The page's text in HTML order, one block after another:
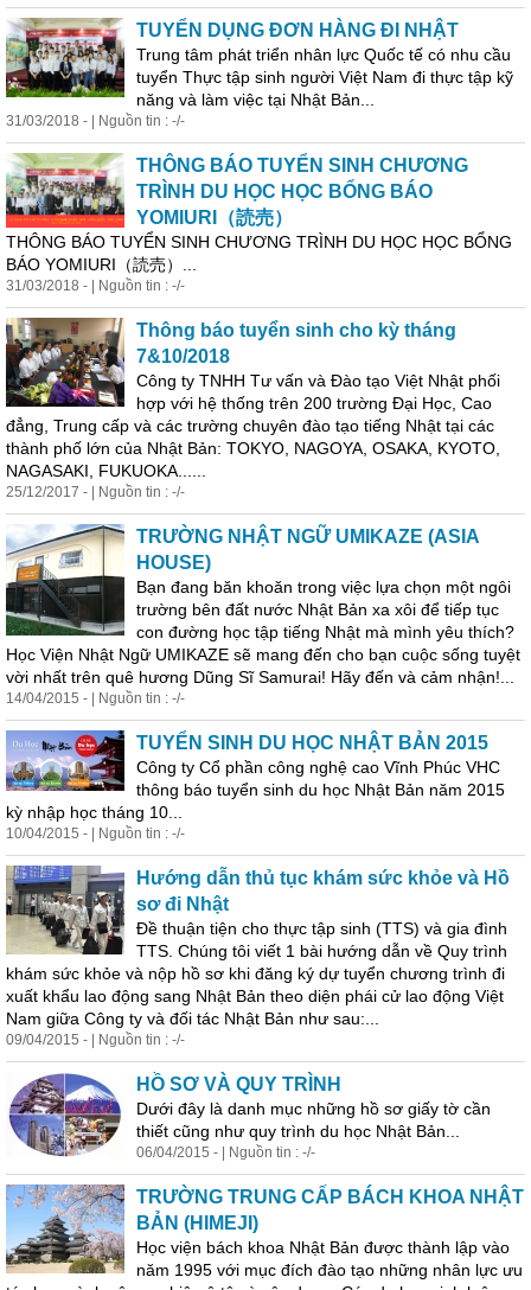
TUYỂN DỤNG ĐƠN HÀNG ĐI NHẬT
Trung tâm phát triển nhân lực Quốc tế có nhu cầu
tuyển Thực tập sinh người Việt Nam đi thực tập kỹ
năng và làm việc tại Nhật Bản...
31/03/2018 - | Nguồn tin : -/-
THÔNG BÁO TUYỂN SINH CHƯƠNG
TRÌNH DU HỌC HỌC BỔNG BÁO
YOMIURI（読売）
THÔNG BÁO TUYỂN SINH CHƯƠNG TRÌNH DU HỌC HỌC BỔNG
BÁO YOMIURI（読売）...
31/03/2018 - | Nguồn tin : -/-
Thông báo tuyển sinh cho kỳ tháng
7&10/2018
Công ty TNHH Tư vấn và Đào tạo Việt Nhật phối
hợp với hệ thống trên 200 trường Đại Học , Cao
đẳng, Trung cấp và các trường chuyên đào tạo tiếng Nhật tại các
thành phố lớn của Nhật Bản: TOKYO, NAGOYA, OSAKA, KYOTO,
NAGASAKI, FUKUOKA......
25/12/2017 - | Nguồn tin : -/-
TRƯỜNG NHẬT NGỮ UMIKAZE (ASIA
HOUSE)
Bạn đang băn khoăn trong việc lựa chọn một ngôi
trường bên đất nước Nhật Bản xa xôi để tiếp tục
con đường học tập tiếng Nhật mà mình yêu thích?
Học Viện Nhật Ngữ UMIKAZE sẽ mang đến cho bạn cuộc sống tuyệt
vời nhất trên quê hương Dũng Sĩ Samurai! Hãy đến và cảm nhận!...
14/04/2015 - | Nguồn tin : -/-
TUYỂN SINH DU HỌC NHẬT BẢN 2015
Công ty Cổ phần công nghệ cao Vĩnh Phúc VHC
thông báo tuyển sinh du học Nhật Bản năm 2015
kỳ nhập học tháng 10...
10/04/2015 - | Nguồn tin : -/-
Hướng dẫn thủ tục khám sức khỏe và Hồ
sơ đi Nhật
Đề thuận tiện cho thực tập sinh (TTS) và gia đình
TTS. Chúng tôi viết 1 bài hướng dẫn về Quy trình
khám sức khỏe và nộp hồ sơ khi đăng ký dự tuyển chương trình đi
xuất khẩu lao động sang Nhật Bản theo diện phái cử lao động Việt
Nam giữa Công ty và đối tác Nhật Bản như sau:...
09/04/2015 - | Nguồn tin : -/-
HỒ SƠ VÀ QUY TRÌNH
Dưới đây là danh mục những hồ sơ giấy tờ cần
thiết cũng như quy trình du học Nhật Bản...
06/04/2015 - | Nguồn tin : -/-
TRƯỜNG TRUNG CẤP BÁCH KHOA NHẬT
BẢN (HIMEJI)
Học viện bách khoa Nhật Bản được thành lập vào
năm 1995 với mục đích đào tạo những nhân lực ưu